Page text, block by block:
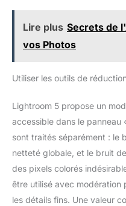
Lire plus Secrets de
vos Photos
Utiliser les outils de
Lightroom 5 propose un
accessible dans le panneau
sont traités séparément : le
netteté globale, et le bruit
des pixels colorés
être utilisé avec modération
les détails fins. Une valeur